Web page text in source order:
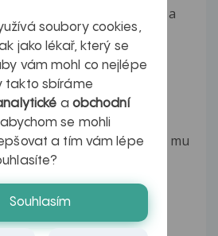
tydny jsem dostal sadru a
V...
problém trvá, berete
již nějaké...
uz 10 dni kazdy lekar mu
jsme...
zlomeninu 5.nartni kosti a
jsem...
soubory cookies,
jako lékař, který se
vám mohl co nejlépe
takto sbíráme
a obchodní
se mohli
a tím vám lépe
Souhlasím